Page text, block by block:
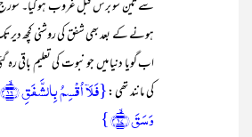
سے تین سو برس قبل غروب ہو گیا۔
ہونے کے بعد بھی شفق کی روشنی کچھ
اب گویا دنیا میں جو نبوت کی تعلیم باقی
کی مانند تھی :
وَسَقَ ﴿ۙ۱۷﴾ }